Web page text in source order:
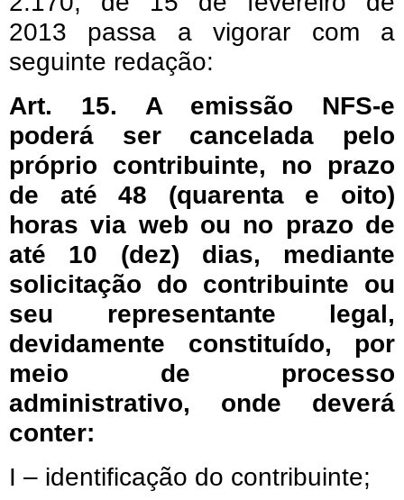
2013 passa a vigorar com a
seguinte redação:
Art. 15. A emissão NFS-e
poderá ser cancelada pelo
próprio contribuinte, no prazo
de até 48 (quarenta e oito)
horas via web ou no prazo de
até 10 (dez) dias, mediante
solicitação do contribuinte ou
seu representante legal,
devidamente constituído, por
meio de processo
administrativo, onde deverá
conter:
I – identificação do contribuinte;